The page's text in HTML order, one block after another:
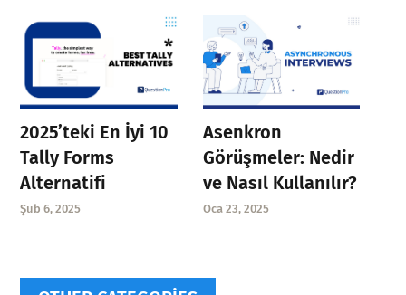
2025’teki En İyi 10
Tally Forms
Alternatifi
Şub 6, 2025
Asenkron
Görüşmeler: Nedir
ve Nasıl Kullanılır?
Oca 23, 2025